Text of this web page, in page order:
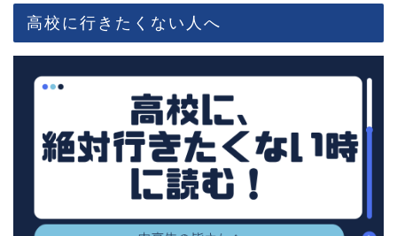
高校に行きたくない人へ